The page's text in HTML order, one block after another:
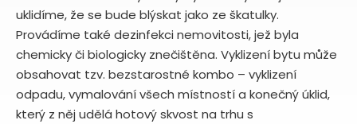
uklidíme, že se bude blýskat jako ze škatulky.
Provádíme také dezinfekci nemovitosti, jež byla
chemicky či biologicky znečištěna. Vyklizení bytu může
obsahovat tzv. bezstarostné kombo – vyklizení
odpadu, vymalování všech místností a konečný úklid,
který z něj udělá hotový skvost na trhu s